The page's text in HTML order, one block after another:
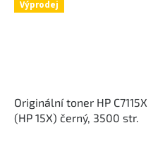
Výprodej
Originální toner HP C7115X
(HP 15X) černý, 3500 str.